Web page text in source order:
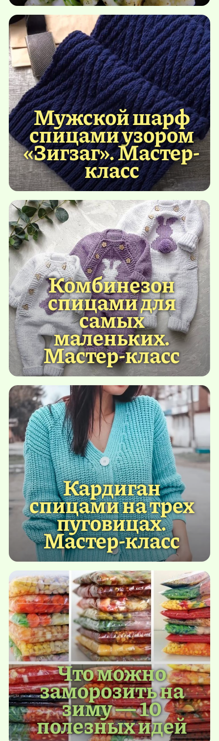
Мужской шарф
спицами узором
«Зигзаг». Мастер-
класс
Комбинезон
спицами для
самых
маленьких.
Мастер-класс
Кардиган
спицами на трех
пуговицах.
Мастер-класс
Что можно
заморозить на
зиму — 10
полезных идей